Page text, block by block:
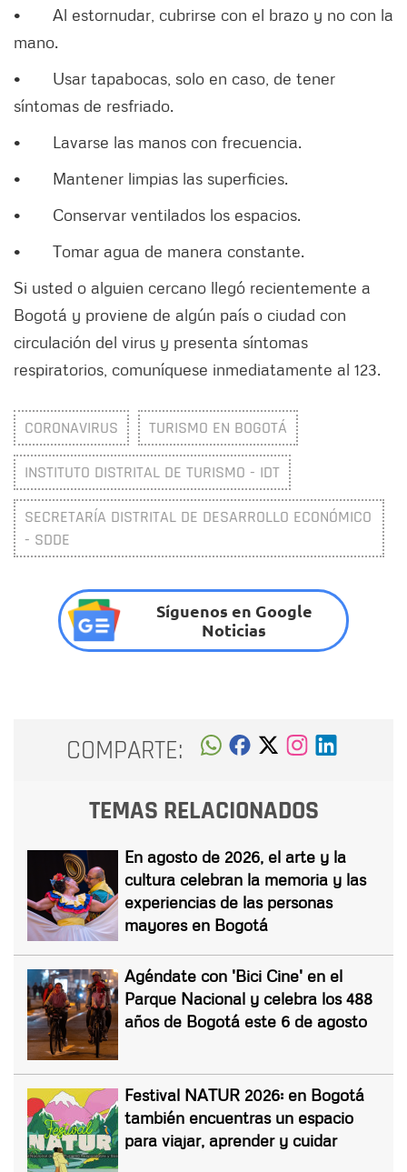
• Al estornudar, cubrirse con el brazo y no con la
mano.
• Usar tapabocas, solo en caso, de tener
síntomas de resfriado.
• Lavarse las manos con frecuencia.
• Mantener limpias las superficies.
• Conservar ventilados los espacios.
• Tomar agua de manera constante.
Si usted o alguien cercano llegó recientemente a
Bogotá y proviene de algún país o ciudad con
circulación del virus y presenta síntomas
respiratorios, comuníquese inmediatamente al 123.
CORONAVIRUS TURISMO EN BOGOTÁ
INSTITUTO DISTRITAL DE TURISMO - IDT
SECRETARÍA DISTRITAL DE DESARROLLO ECONÓMICO
- SDDE
Síguenos en Google
Noticias
COMPARTE:
TEMAS RELACIONADOS
En agosto de 2026, el arte y la
cultura celebran la memoria y las
experiencias de las personas
mayores en Bogotá
Agéndate con 'Bici Cine' en el
Parque Nacional y celebra los 488
años de Bogotá este 6 de agosto
Festival NATUR 2026: en Bogotá
también encuentras un espacio
para viajar, aprender y cuidar